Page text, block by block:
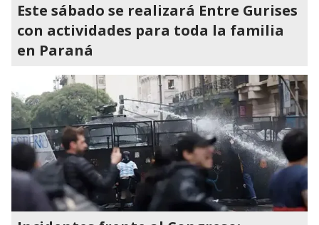
Este sábado se realizará Entre Gurises
con actividades para toda la familia
en Paraná